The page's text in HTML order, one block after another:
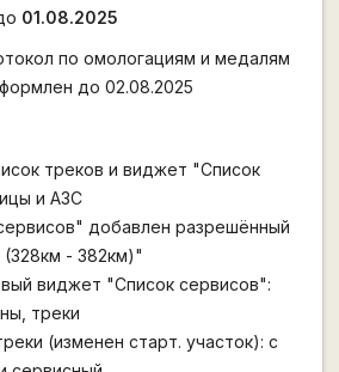
01.08.2025
по омологациям и медалям
до 02.08.2025
треков и виджет "Список
и АЗС
добавлен разрешённый
- 382км)"
виджет "Список сервисов":
треки
(изменен старт. участок): с